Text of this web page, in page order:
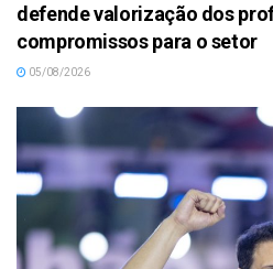
defende valorização dos
compromissos para o setor
05/08/2026